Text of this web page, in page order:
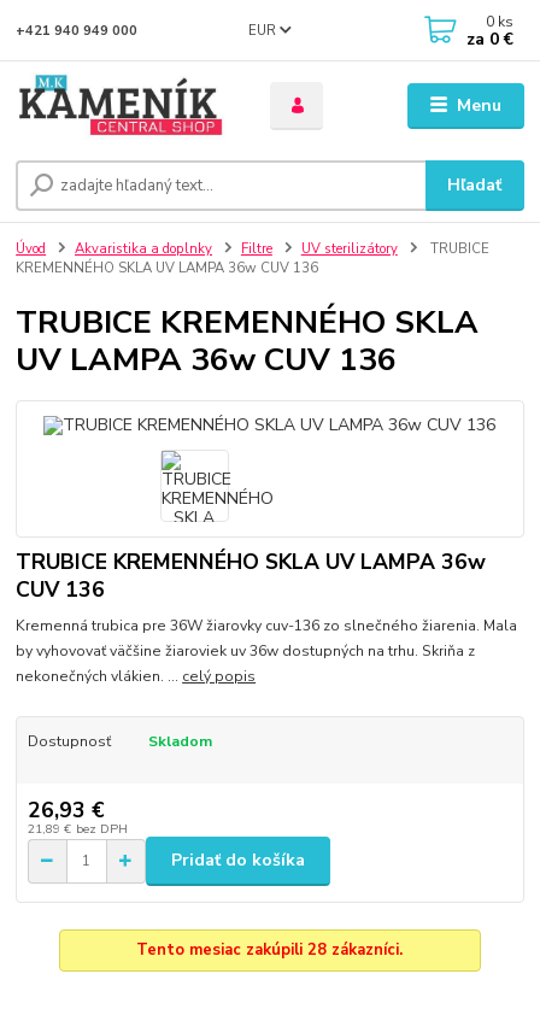
Menu
EUR
Hľadať
+421 940 949 000 0 ks
za 0 €
Úvod Akvaristika a doplnky Filtre UV sterilizátory
TRUBICE
KREMENNÉHO SKLA UV LAMPA 36w CUV 136
TRUBICE KREMENNÉHO SKLA
UV LAMPA 36w CUV 136
TRUBICE KREMENNÉHO SKLA UV LAMPA 36w
CUV 136
Kremenná trubica pre 36W žiarovky cuv-136 zo slnečného žiarenia. Mala
by vyhovovať väčšine žiaroviek uv 36w dostupných na trhu. Skriňa z
nekonečných vlákien. ... celý popis
Dostupnosť Skladom
26,93 €
21,89 € bez DPH
Pridať do košíka
Tento mesiac zakúpili 28 zákazníci.